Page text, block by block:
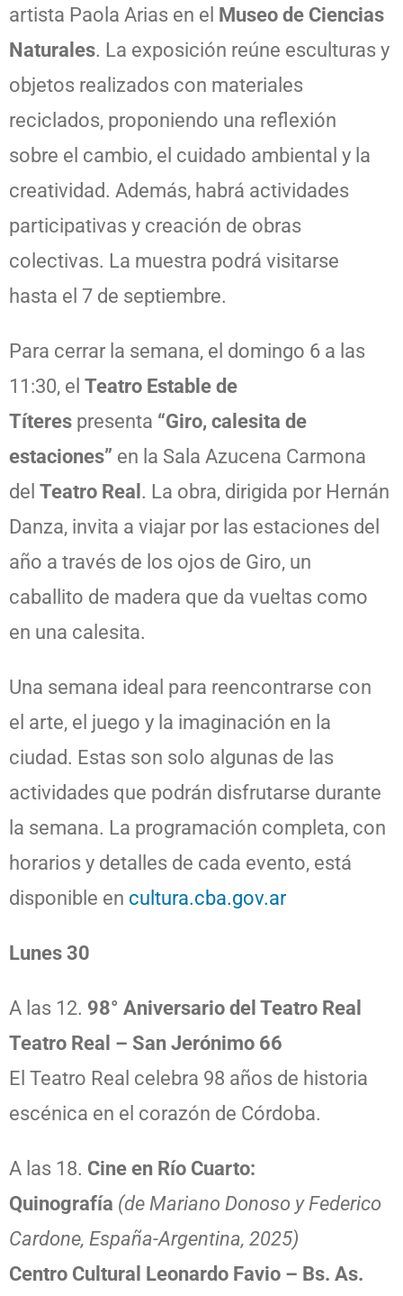
artista Paola Arias en el Museo de Ciencias
Naturales. La exposición reúne esculturas y
objetos realizados con materiales
reciclados, proponiendo una reflexión
sobre el cambio, el cuidado ambiental y la
creatividad. Además, habrá actividades
participativas y creación de obras
colectivas. La muestra podrá visitarse
hasta el 7 de septiembre.
Para cerrar la semana, el domingo 6 a las
11:30, el Teatro Estable de
Títeres presenta “Giro, calesita de
estaciones” en la Sala Azucena Carmona
del Teatro Real . La obra, dirigida por Hernán
Danza, invita a viajar por las estaciones del
año a través de los ojos de Giro, un
caballito de madera que da vueltas como
en una calesita.
Una semana ideal para reencontrarse con
el arte, el juego y la imaginación en la
ciudad. Estas son solo algunas de las
actividades que podrán disfrutarse durante
la semana. La programación completa, con
horarios y detalles de cada evento, está
disponible en cultura.cba.gov.ar
Lunes 30
A las 12. 98° Aniversario del Teatro Real
Teatro Real – San Jerónimo 66
El Teatro Real celebra 98 años de historia
escénica en el corazón de Córdoba.
A las 18. Cine en Río Cuarto:
Quinografía (de Mariano Donoso y Federico
Cardone, España-Argentina, 2025)
Centro Cultural Leonardo Favio – Bs. As.